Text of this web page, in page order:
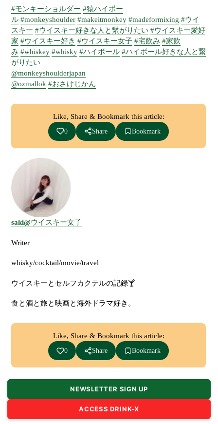
#モンキーショルダー #猿ハイボー
ル #monkeyshoulder #makeitmonkey #madeformixing #ウイ
スキー #ウイスキー好きな人と繋がりたい #ウイスキー愛好
家 #ウイスキー好き #ウイスキー女子 #宅飲み #家飲
み #whiskey #whisky #ハイボール #ハイボール好きな人と繋
がりたい
@monkeyshoulderjapan
@ozmallok #おさけじかん
Like, Share & Bookmark this article:
0 Share Bookmark
saki@ウイスキー女子
Writer
whisky/cocktail/movie/travel
ウイスキーとセルフカクテルの記録🍸
食と酒と旅と映画と海外ドラマ好き。
Like, Share & Bookmark this article:
0 Share Bookmark
NEWSLETTER SIGN UP
ACCESS DRINK-X